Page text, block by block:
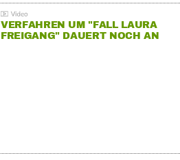
VERFAHREN UM "FALL LAURA
FREIGANG" DAUERT NOCH AN